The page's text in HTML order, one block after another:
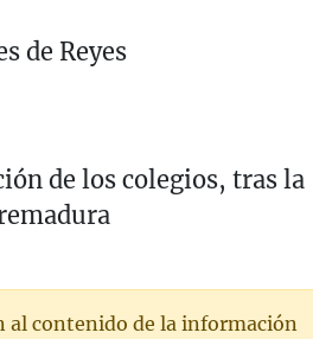
de Reyes
de los colegios, tras la
al contenido de la información